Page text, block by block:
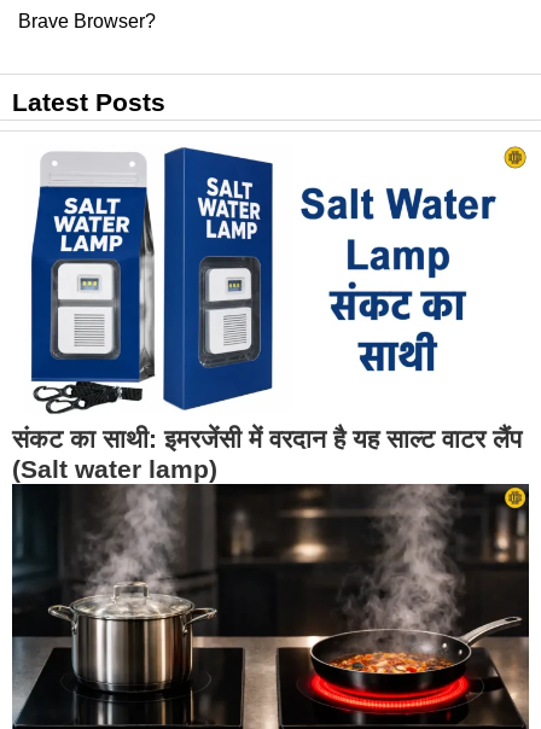
Brave Browser?
Latest Posts
संकट का साथी: इमरजेंसी में वरदान है यह साल्ट वाटर लैंप
(Salt water lamp)